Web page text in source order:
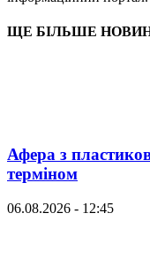
ЩЕ БІЛЬШЕ
Афера з
терміном
06.08.2026 - 12:45